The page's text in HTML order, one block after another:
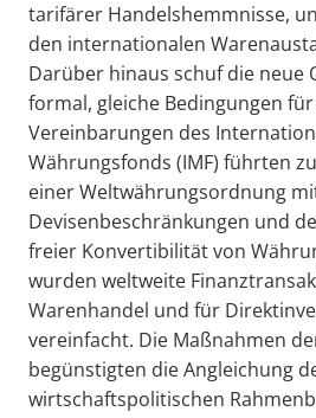
tarifärer Handelshemmnisse,
den internationalen
Darüber hinaus schuf die neue
formal, gleiche Bedingungen
Vereinbarungen des
Währungsfonds (IMF) führten
einer Weltwährungsordnung
Devisenbeschränkungen und
freier Konvertibilität von
wurden weltweite
Warenhandel und für
vereinfacht. Die Maßnahmen
begünstigten die Angleichung
wirtschaftspolitischen